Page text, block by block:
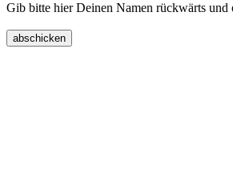
Gib bitte hier Deinen Namen rückwärts und